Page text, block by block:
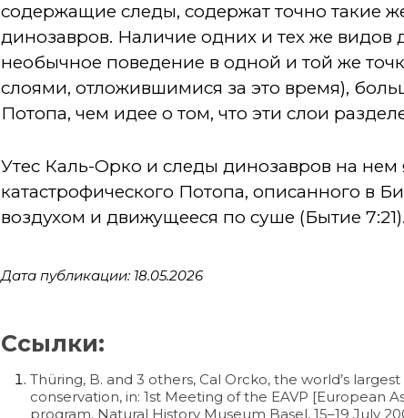
содержащие следы, содержат точно такие
динозавров. Наличие одних и тех же
необычное поведение в одной и той же
слоями, отложившимися за это время),
Потопа, чем идее о том, что эти слои
Утес Каль-Орко и следы динозавров на нем
катастрофического Потопа, описанного в
воздухом и движущееся по суше (Бытие 7:21).
Дата публикации: 18.05.2026
Ссылки:
Thüring, B. and 3 others, Cal Orcko, the world’s
conservation, in: 1st Meeting of the EAVP [European
program, Natural History Museum Basel, 15–19 July